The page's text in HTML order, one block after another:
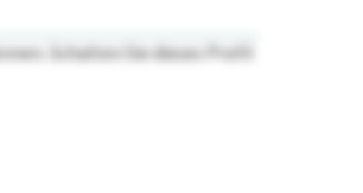
Schalten Sie dieses Profil